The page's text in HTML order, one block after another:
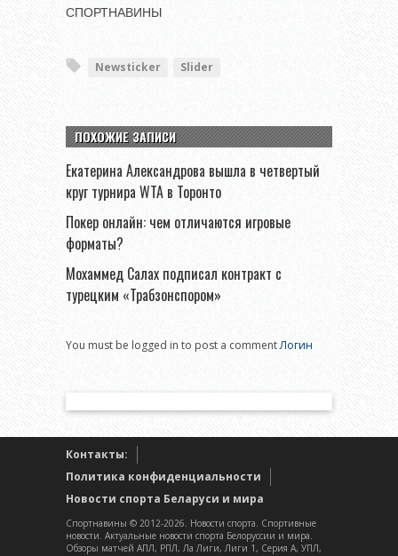
СПОРТНАВИНЫ
Newsticker Slider
ПОХОЖИЕ ЗАПИСИ
Екатерина Александрова вышла в четвертый
круг турнира WTA в Торонто
Покер онлайн: чем отличаются игровые
форматы?
Мохаммед Салах подписал контракт с
турецким «Трабзонспором»
You must be logged in to post a commentЛогин
Контакты:
Политика конфиденциальности
Новости спорта Беларуси и мира
Спортнавины © 2012-2026. Новости спорта. Спортивные
новости. Актуальные новости спорта Белоруссии и мира.
Обзоры матчей АПЛ, РПЛ, Ла Лиги, Лиги 1, Серия А, УПЛ,